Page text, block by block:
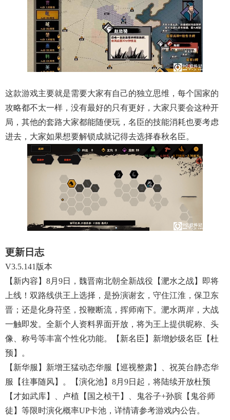
这款游戏主要就是需要大家有自己的独立思维，每个国家的
攻略都不太一样，没有最好的只有更好，大家只要会这种开
局，其他的套路大家都能随便玩，名臣的技能消耗也要考虑
进去，大家如果想要解锁成就记得去选择春秋名臣。
更新日志
V3.5.141版本
【新内容】8月9日，魏晋南北朝全新战役【淝水之战】即将
上线！双路线供王上选择，是扮演谢玄，守住江淮，保卫东
晋；还是化身苻坚，投鞭断流，挥师南下。淝水两岸，大战
一触即发。全新个人资料界面开放，将为王上提供昵称、头
像、称号等丰富个性化功能。【新名臣】新增妙级名臣【杜
预】。
【新华服】新增王猛动态华服【巡视整肃】、祝英台静态华
服【往事随风】。【演化池】8月9日起，将陆续开放杜预
【才如武库】、卢植【国之桢干】、鬼谷子+孙膑【鬼谷师
徒】等限时演化概率UP卡池，详情请参考游戏内公告。